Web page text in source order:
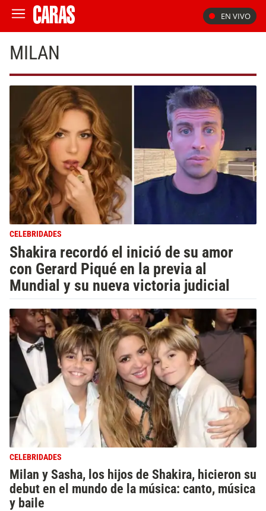
EN VIVO
MILAN
CELEBRIDADES
Shakira recordó el inició de su amor
con Gerard Piqué en la previa al
Mundial y su nueva victoria judicial
CELEBRIDADES
Milan y Sasha, los hijos de Shakira, hicieron su
debut en el mundo de la música: canto, música
y baile